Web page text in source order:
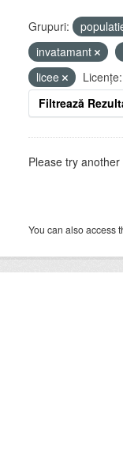
Grupuri:
invatamant
licee
Licenţe:
Filtrează
Please try another
You can also access